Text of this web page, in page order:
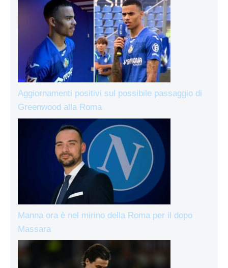
Aggiornamenti positivi sul possibile passaggio di
Greenwood alla Roma
Manna ora è nel mirino della Roma per il dopo
Massara